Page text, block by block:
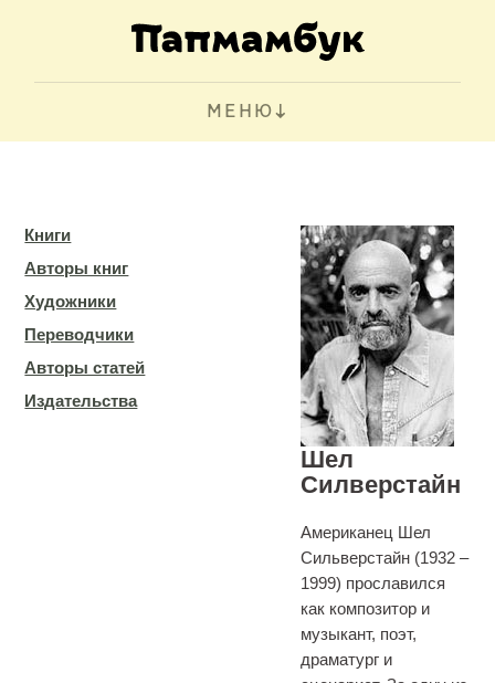
МЕНЮ
Книги
Авторы книг
Художники
Переводчики
Авторы статей
Издательства
Шел
Силверстайн
Американец Шел
Сильверстайн (1932 –
1999) прославился
как композитор и
музыкант, поэт,
драматург и